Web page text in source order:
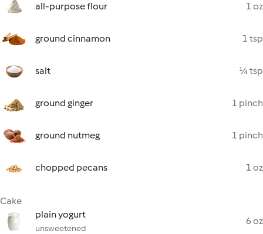
all-purpose flour 1 oz
ground cinnamon 1 tsp
salt ¼ tsp
ground ginger 1 pinch
ground nutmeg 1 pinch
chopped pecans 1 oz
Cake
plain yogurt
unsweetened
6 oz